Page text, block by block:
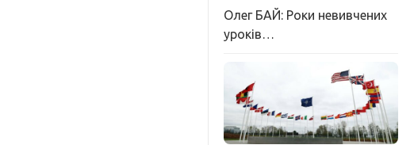
Олег БАЙ: Роки невивчених
уроків…